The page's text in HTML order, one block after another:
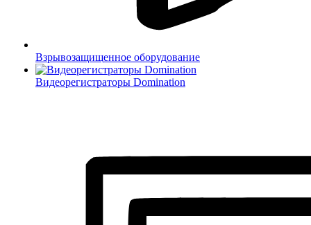
Взрывозащищенное оборудование
Видеорегистраторы Domination